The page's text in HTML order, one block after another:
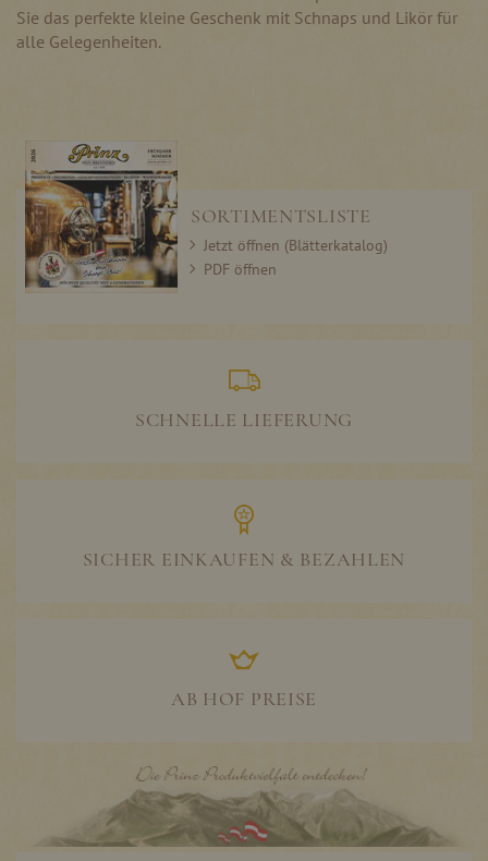
Sie das perfekte kleine Geschenk mit Schnaps und Likör für
alle Gelegenheiten.
SORTIMENTSLISTE
Jetzt öffnen (Blätterkatalog)
PDF öffnen
SCHNELLE LIEFERUNG
SICHER EINKAUFEN & BEZAHLEN
AB HOF PREISE